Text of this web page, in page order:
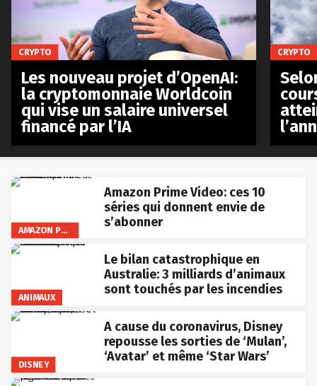
AMAZON PRIME VIDEO
Amazon Prime Video: ces 10
séries qui donnent envie de
s’abonner
ANIMAUX
Le bilan catastrophique en
Australie: 3 milliards d’animaux
sont touchés par les incendies
DISNEY
A cause du coronavirus, Disney
repousse les sorties de ‘Mulan’,
‘Avatar’ et même ‘Star Wars’
CRYPTO
Les nouveau projet d’OpenAI:
la cryptomonnaie Worldcoin
qui vise un salaire universel
financé par l’IA
CRYPTO